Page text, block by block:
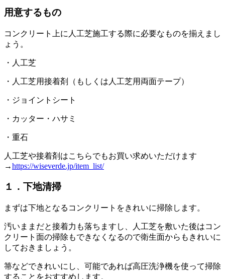
用意するもの
コンクリート上に人工芝施工する際に必要なものを揃えまし
ょう。
・人工芝
・人工芝用接着剤（もしくは人工芝用両面テープ）
・ジョイントシート
・カッター・ハサミ
・重石
人工芝や接着剤はこちらでもお買い求めいただけます
→https://wiseverde.jp/item_list/
１．下地清掃
まずは下地となるコンクリートをきれいに掃除します。
汚いままだと接着力も落ちますし、人工芝を敷いた後はコン
クリート面の掃除もできなくなるので衛生面からもきれいに
しておきましょう。
箒などできれいにし、可能であれば高圧洗浄機を使って掃除
することをおすすめします。